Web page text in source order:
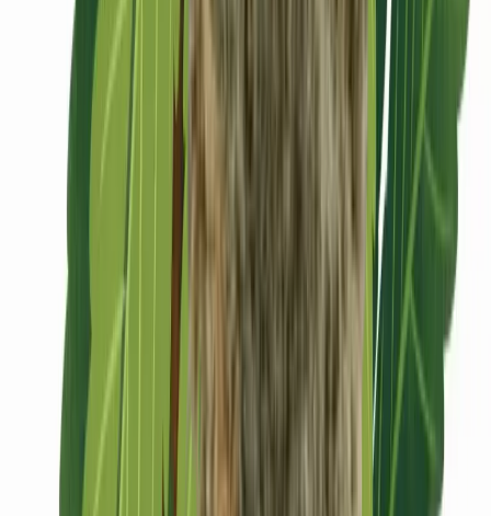
Cannabis Karte